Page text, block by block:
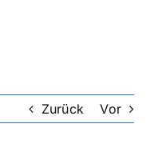
Zurück Vor